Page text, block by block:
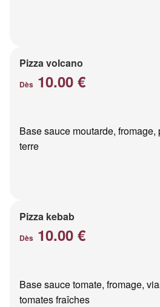
Pizza volcano
Dès 10.00 €
Base sauce moutarde,
terre
Pizza kebab
Dès 10.00 €
Base sauce tomate, fromage,
tomates fraîches